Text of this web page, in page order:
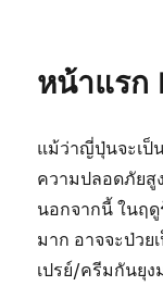
หน้าแรก
แม้ว่าญี่ปุ่นจะเป็
ความปลอดภัยสู
นอกจากนี้ ในฤ
มาก อาจจะป่วย
เปรย์/ครีมกันยุง